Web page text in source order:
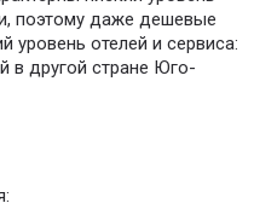
поэтому даже дешевые
уровень отелей и сервиса:
в другой стране Юго-